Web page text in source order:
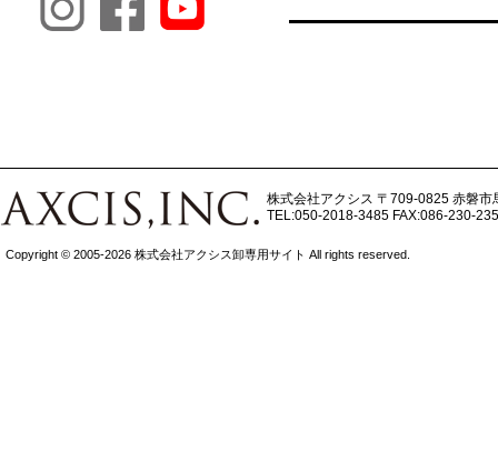
株式会社アクシス 〒709-0825 赤磐市
TEL:050-2018-3485 FAX:086-230-
Copyright © 2005-2026 株式会社アクシス卸専用サイト All rights reserved.